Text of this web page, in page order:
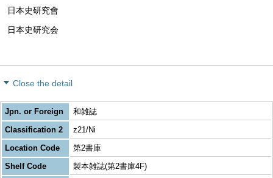
日本史研究會
日本史研究会
Close the detail
Jpn. or Foreign
和雑誌
Classification 2
z21/Ni
Location Code
第2書庫
Shelf Code
製本雑誌(第2書庫4F)